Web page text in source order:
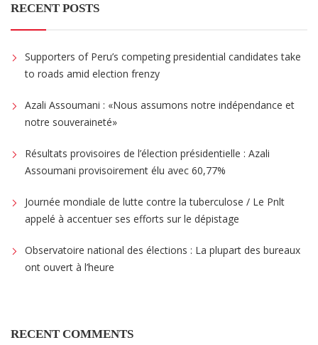
RECENT POSTS
Supporters of Peru’s competing presidential candidates take
to roads amid election frenzy
Azali Assoumani : «Nous assumons notre indépendance et
notre souveraineté»
Résultats provisoires de l’élection présidentielle : Azali
Assoumani provisoirement élu avec 60,77%
Journée mondiale de lutte contre la tuberculose / Le Pnlt
appelé à accentuer ses efforts sur le dépistage
Observatoire national des élections : La plupart des bureaux
ont ouvert à l’heure
RECENT COMMENTS